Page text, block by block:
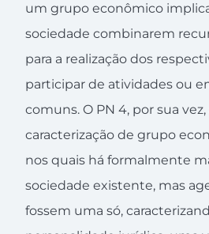
um grupo econômico
sociedade combinarem
para a realização dos
participar de atividades ou
comuns. O PN 4, por sua
caracterização de grupo
nos quais há formalmente
sociedade existente, mas
fossem uma só,